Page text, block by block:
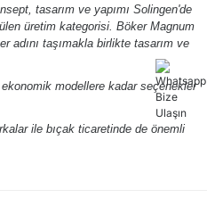
tasarım ve yapımı Solingen'de
üretim kategorisi. Böker Magnum
adını taşımakla birlikte tasarım ve
modellere kadar seçenekler
ile bıçak ticaretinde de önemli